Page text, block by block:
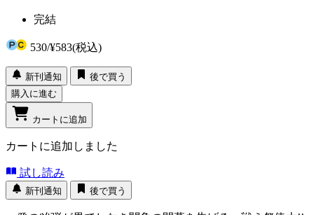
完結
530/¥583(税込)
新刊通知
後で買う
購入に進む
カートに追加
カートに追加しました
試し読み
新刊通知 後で買う